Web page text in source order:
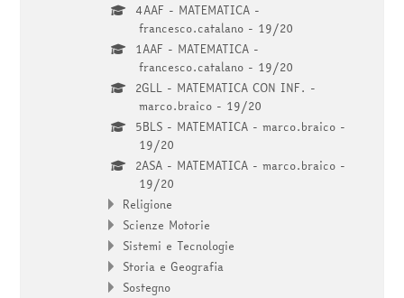
4AAF - MATEMATICA -
francesco.catalano - 19/20
1AAF - MATEMATICA -
francesco.catalano - 19/20
2GLL - MATEMATICA CON INF. -
marco.braico - 19/20
5BLS - MATEMATICA - marco.braico -
19/20
2ASA - MATEMATICA - marco.braico -
19/20
Religione
Scienze Motorie
Sistemi e Tecnologie
Storia e Geografia
Sostegno